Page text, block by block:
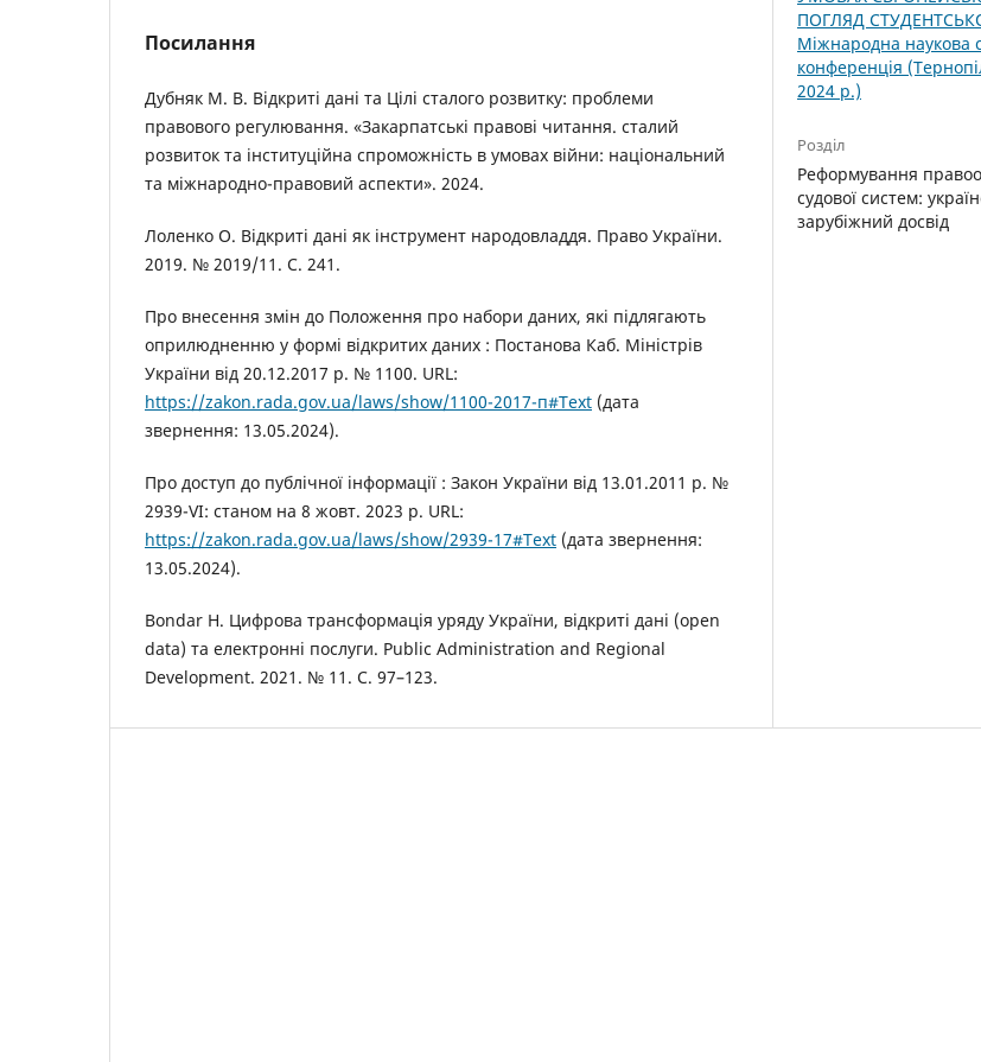
Посилання
Дубняк М. В. Відкриті дані та Цілі сталого розвитку: проблеми
правового регулювання. «Закарпатські правові читання. сталий
розвиток та інституційна спроможність в умовах війни: національний
та міжнародно-правовий аспекти». 2024.
Лоленко О. Відкриті дані як інструмент народовладдя. Право України.
2019. № 2019/11. С. 241.
Про внесення змін до Положення про набори даних, які підлягають
оприлюдненню у формі відкритих даних : Постанова Каб. Міністрів
України від 20.12.2017 р. № 1100. URL:
https://zakon.rada.gov.ua/laws/show/1100-2017-п#Text (дата
звернення: 13.05.2024).
Про доступ до публічної інформації : Закон України від 13.01.2011 р. №
2939-VI: станом на 8 жовт. 2023 р. URL:
https://zakon.rada.gov.ua/laws/show/2939-17#Text (дата звернення:
13.05.2024).
Bondar H. Цифрова трансформація уряду України, відкриті дані (open
data) та електронні послуги. Public Administration and Regional
Development. 2021. № 11. С. 97–123.
ПОГЛЯД
Міжнародна наукова
конференція
2024 р.)
Розділ
Реформування
судової систем:
зарубіжний досвід